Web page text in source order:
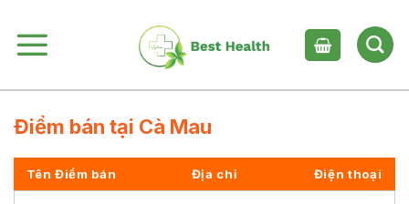
content
Điểm bán tại Cà Mau
Tên Điểm bán Địa chỉ Điện thoại